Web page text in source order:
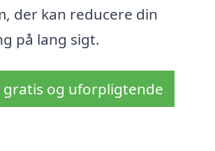
der kan reducere din
på lang sigt.
gratis og uforpligtende